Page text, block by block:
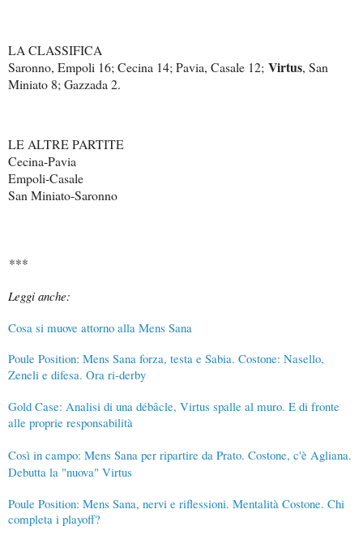
LA CLASSIFICA
Saronno, Empoli 16; Cecina 14; Pavia, Casale 12; Virtus, San
Miniato 8; Gazzada 2.
LE ALTRE PARTITE
Cecina-Pavia
Empoli-Casale
San Miniato-Saronno
***
Leggi anche:
Cosa si muove attorno alla Mens Sana
Poule Position: Mens Sana forza, testa e Sabia. Costone: Nasello,
Zeneli e difesa. Ora ri-derby
Gold Case: Analisi di una débâcle, Virtus spalle al muro. E di fronte
alle proprie responsabilità
Così in campo: Mens Sana per ripartire da Prato. Costone, c'è Agliana.
Debutta la "nuova" Virtus
Poule Position: Mens Sana, nervi e riflessioni. Mentalità Costone. Chi
completa i playoff?